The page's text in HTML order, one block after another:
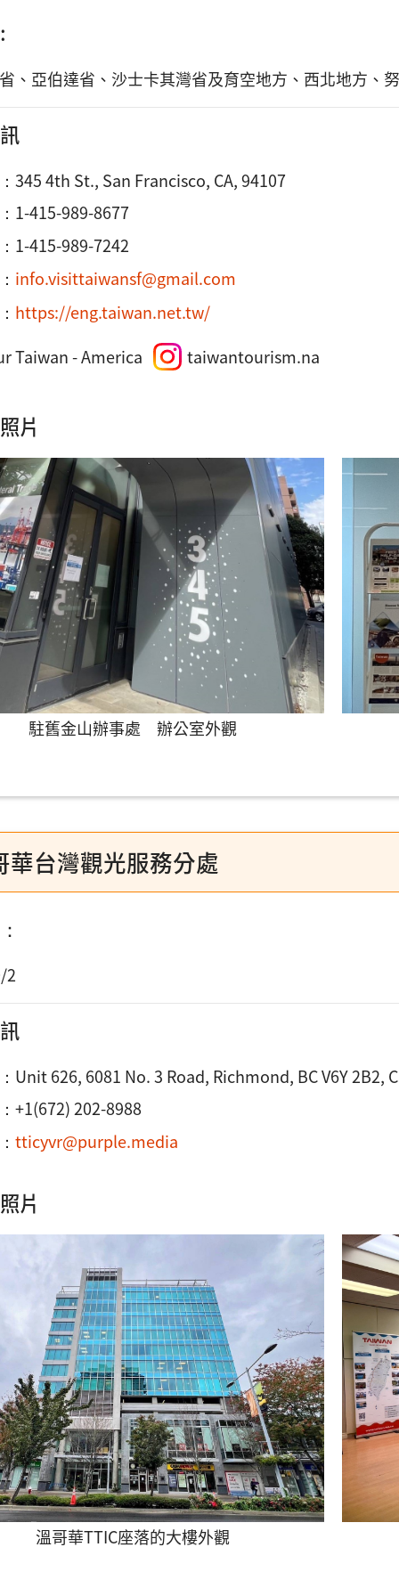
、亞伯達省、沙士卡其灣省及育空地方、西北地方、
345 4th St., San Francisco, CA, 94107
1-415-989-8677
1-415-989-7242
info.visittaiwansf@gmail.com
https://eng.taiwan.net.tw/
Taiwan - America
taiwantourism.na
片
駐舊金山辦事處 辦公室外觀
華台灣觀光服務分處
2
Unit 626, 6081 No. 3 Road, Richmond, BC V6Y 2B2,
+1(672) 202-8988
tticyvr@purple.media
片
溫哥華TTIC座落的大樓外觀